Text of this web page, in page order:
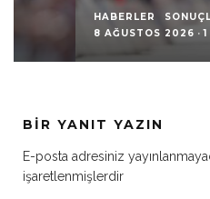
SONUÇLAR
8 AĞUSTOS 2026 · 1
BIR YANIT YAZIN
E-posta adresiniz
işaretlenmişlerdir